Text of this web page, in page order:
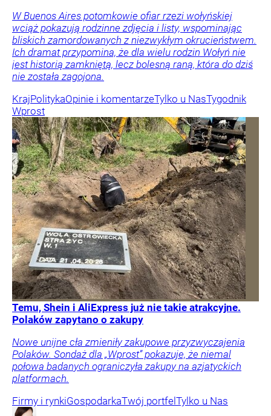
W Buenos Aires potomkowie ofiar rzezi wołyńskiej
wciąż pokazują rodzinne zdjęcia i listy, wspominając
bliskich zamordowanych z niezwykłym okrucieństwem.
Ich dramat przypomina, że dla wielu rodzin Wołyń nie
jest historią zamkniętą, lecz bolesną raną, która do dziś
nie została zagojona.
KrajPolitykaOpinie i komentarzeTylko u NasTygodnik
Wprost
Temu, Shein i AliExpress już nie takie atrakcyjne.
Polaków zapytano o zakupy
Nowe unijne cła zmieniły zakupowe przyzwyczajenia
Polaków. Sondaż dla „Wprost” pokazuje, że niemal
połowa badanych ograniczyła zakupy na azjatyckich
platformach.
Firmy i rynkiGospodarkaTwój portfelTylko u Nas